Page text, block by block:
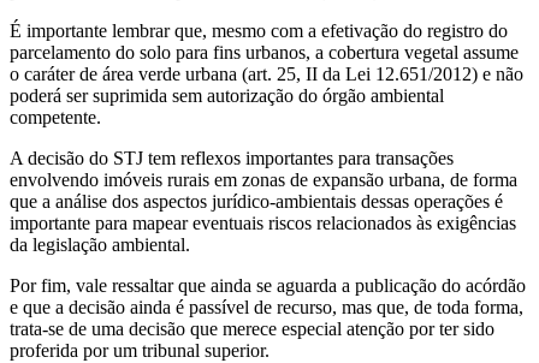
É importante lembrar que, mesmo com a efetivação do registro do
parcelamento do solo para fins urbanos, a cobertura vegetal assume
o caráter de área verde urbana (art. 25, II da Lei 12.651/2012) e não
poderá ser suprimida sem autorização do órgão ambiental
competente.
A decisão do STJ tem reflexos importantes para transações
envolvendo imóveis rurais em zonas de expansão urbana, de forma
que a análise dos aspectos jurídico-ambientais dessas operações é
importante para mapear eventuais riscos relacionados às exigências
da legislação ambiental.
Por fim, vale ressaltar que ainda se aguarda a publicação do acórdão
e que a decisão ainda é passível de recurso, mas que, de toda forma,
trata-se de uma decisão que merece especial atenção por ter sido
proferida por um tribunal superior.